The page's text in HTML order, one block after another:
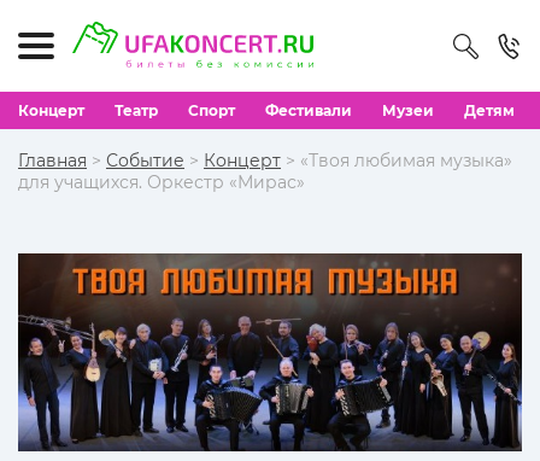
Концерт Театр Спорт Фестивали Музеи Детям
Главная > Событие > Концерт > «Твоя любимая музыка»
для учащихся. Оркестр «Мирас»